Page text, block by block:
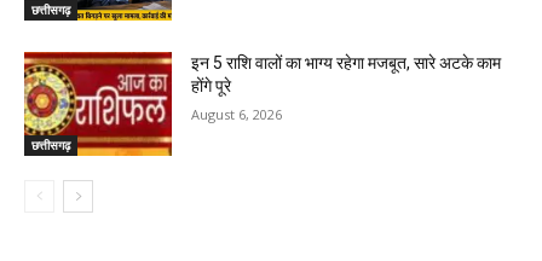
छत्तीसगढ़
छत्तीसगढ़
इन 5 राशि वालों का भाग्य रहेगा मजबूत, सारे अटके काम
होंगे पूरे
August 6, 2026